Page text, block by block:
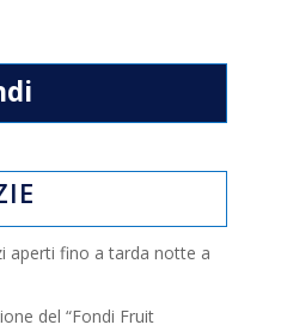
aperti fino a tarda notte a
del “Fondi Fruit